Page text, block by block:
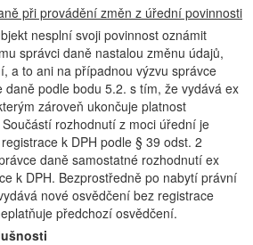
při provádění změn z úřední povinnosti
nesplní svoji povinnost oznámit
správci daně nastalou změnu údajů,
a to ani na případnou výzvu správce
daně podle bodu 5.2. s tím, že vydává ex
zároveň ukončuje platnost
rozhodnutí z moci úřední je
k DPH podle § 39 odst. 2
daně samostatné rozhodnutí ex
k DPH. Bezprostředně po nabytí právní
nové osvědčení bez registrace
předchozí osvědčení.